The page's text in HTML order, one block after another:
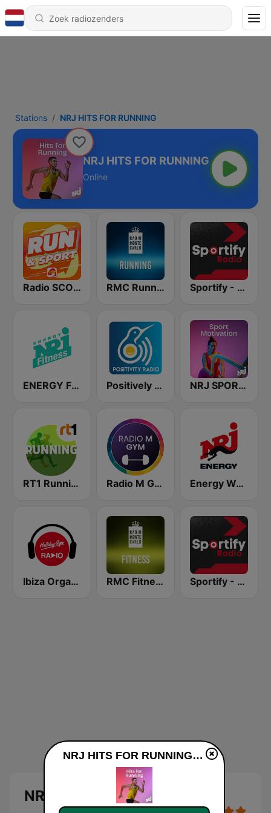
Stations NRJ HITS FOR RUNNING
NRJ HITS FOR RUNNING
Online
Radio SCOOP - Run & Sport RMC Running Sportify - Running Workout 160 BPM
ENERGY Fitness Positively Running NRJ SPORT MOTIVATION
RT1 Running Radio M GYM Energy Workout
Ibiza Organica Dance RMC Fitness Sportify - Pop Workout
NRJ HITS FOR RUNNING
NRJ HITS FOR RUNNING live luisteren